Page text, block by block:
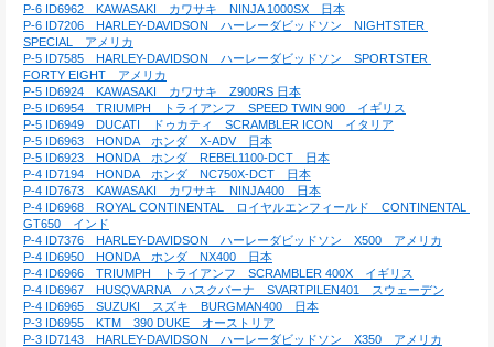
P-6 ID6962　KAWASAKI　カワサキ　NINJA 1000SX　日本
P-6 ID7206　HARLEY-DAVIDSON　ハーレーダビッドソン　NIGHTSTER
SPECIAL　アメリカ
P-5 ID7585　HARLEY-DAVIDSON　ハーレーダビッドソン　SPORTSTER
FORTY EIGHT　アメリカ
P-5 ID6924　KAWASAKI　カワサキ　Z900RS 日本
P-5 ID6954　TRIUMPH　トライアンフ　SPEED TWIN 900　イギリス
P-5 ID6949　DUCATI　ドゥカティ　SCRAMBLER ICON　イタリア
P-5 ID6963　HONDA　ホンダ　X-ADV　日本
P-5 ID6923　HONDA　ホンダ　REBEL1100-DCT　日本
P-4 ID7194　HONDA　ホンダ　NC750X-DCT　日本
P-4 ID7673　KAWASAKI　カワサキ　NINJA400　日本
P-4 ID6968　ROYAL CONTINENTAL　ロイヤルエンフィールド　CONTINENTAL
GT650　インド
P-4 ID7376　HARLEY-DAVIDSON　ハーレーダビッドソン　X500　アメリカ
P-4 ID6950　HONDA　ホンダ　NX400　日本
P-4 ID6966　TRIUMPH　トライアンフ　SCRAMBLER 400X　イギリス
P-4 ID6967　HUSQVARNA　ハスクバーナ　SVARTPILEN401　スウェーデン
P-4 ID6965　SUZUKI　スズキ　BURGMAN400　日本
P-3 ID6955　KTM　390 DUKE　オーストリア
P-3 ID7143　HARLEY-DAVIDSON　ハーレーダビッドソン　X350　アメリカ